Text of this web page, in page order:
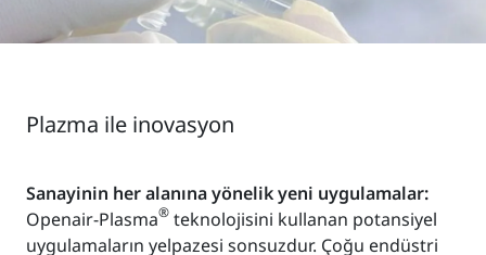
Plazma ile inovasyon
Sanayinin her alanına yönelik yeni uygulamalar:
Openair-Plasma® teknolojisini kullanan potansiyel
uygulamaların yelpazesi sonsuzdur. Çoğu endüstri